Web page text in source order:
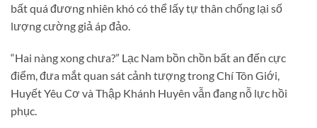
bất quá đương nhiên khó có thể lấy tự thân chống lại số
lượng cường giả áp đảo.
“Hai nàng xong chưa?” Lạc Nam bồn chồn bất an đến cực
điểm, đưa mắt quan sát cảnh tượng trong Chí Tôn Giới,
Huyết Yêu Cơ và Thập Khánh Huyên vẫn đang nỗ lực hồi
phục.